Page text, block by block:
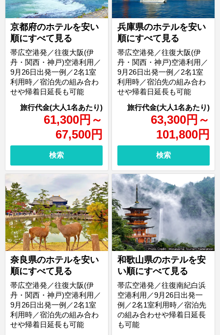
京都府のホテルを安い
順にすべて見る
61,300円 ～
67,500円
帯広空港発／往復大阪(伊
丹・関西・神戸)空港利用／
9月26日出発一例／2名1室
利用時／宿泊先の組み合わ
せや帰着日延長も可能
検索
兵庫県のホテルを安い
順にすべて見る
63,300円 ～
101,800円
帯広空港発／往復大阪(伊
丹・関西・神戸)空港利用／
9月26日出発一例／2名1室
利用時／宿泊先の組み合わ
せや帰着日延長も可能
検索
奈良県のホテルを安い
順にすべて見る
帯広空港発／往復大阪(伊
丹・関西・神戸)空港利用／
9月26日出発一例／2名1室
利用時／宿泊先の組み合わ
せや帰着日延長も可能
和歌山県のホテルを安
い順にすべて見る
帯広空港発／往復南紀白浜
空港利用／9月26日出発一
例／2名1室利用時／宿泊先
の組み合わせや帰着日延長
も可能